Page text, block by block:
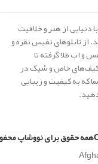
دنیایی از هنر و خلاقیت
از تابلوهای نفیس نقره و
و اب طلا گرفته تا
خاص و شیک در
که به کیفیت و زیبایی
همه حقوق برای نووشاپ